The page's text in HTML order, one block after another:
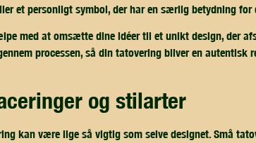
et personligt symbol, der har en særlig betydning for
med at omsætte dine idéer til et unikt design, der
processen, så din tatovering bliver en autentisk
og stilarter
kan være lige så vigtig som selve designet. Små